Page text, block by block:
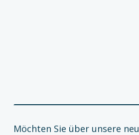
Möchten Sie über unsere